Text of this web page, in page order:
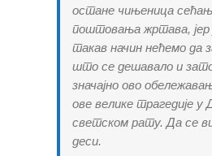
остане чињеница
поштовања жртава, јер
такав начин нећемо да
што се дешавало и
значајно ово
ове велике трагедије у
светском рату. Да се
деси.